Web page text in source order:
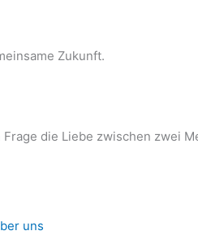
Zukunft.
die Liebe zwischen zwei
uns